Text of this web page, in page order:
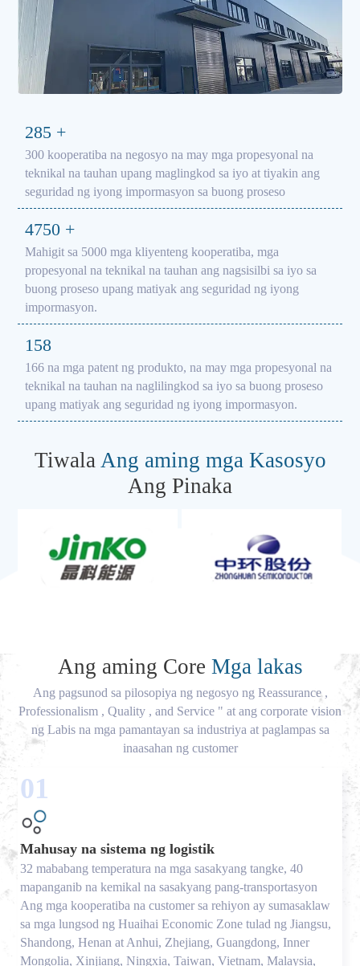
300 +
300 kooperatiba na negosyo na may mga propesyonal na
teknikal na tauhan upang maglingkod sa iyo at tiyakin ang
seguridad ng iyong impormasyon sa buong proseso
5000 +
Mahigit sa 5000 mga kliyenteng kooperatiba, mga
propesyonal na teknikal na tauhan ang nagsisilbi sa iyo sa
buong proseso upang matiyak ang seguridad ng iyong
impormasyon.
166
166 na mga patent ng produkto, na may mga propesyonal na
teknikal na tauhan na naglilingkod sa iyo sa buong proseso
upang matiyak ang seguridad ng iyong impormasyon.
Tiwala Ang aming mga Kasosyo
Ang Pinaka
Ang aming Core Mga lakas
Ang pagsunod sa pilosopiya ng negosyo ng Reassurance ,
Professionalism , Quality , and Service " at ang corporate vision
ng Labis na mga pamantayan sa industriya at paglampas sa
inaasahan ng customer
01
Mahusay na sistema ng logistik
32 mababang temperatura na mga sasakyang tangke, 40
mapanganib na kemikal na sasakyang pang-transportasyon
Ang mga kooperatiba na customer sa rehiyon ay sumasaklaw
sa mga lungsod ng Huaihai Economic Zone tulad ng Jiangsu,
Shandong, Henan at Anhui, Zhejiang, Guangdong, Inner
Mongolia, Xinjiang, Ningxia, Taiwan, Vietnam, Malaysia,